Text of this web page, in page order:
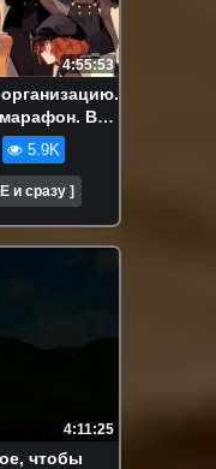
4:55:53
Все
5.9K
и сразу ]
4:11:25
чтобы